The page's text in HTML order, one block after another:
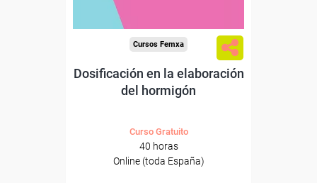
Cursos Femxa
Dosificación en la elaboración
del hormigón
Curso Gratuito
40 horas
Online (toda España)